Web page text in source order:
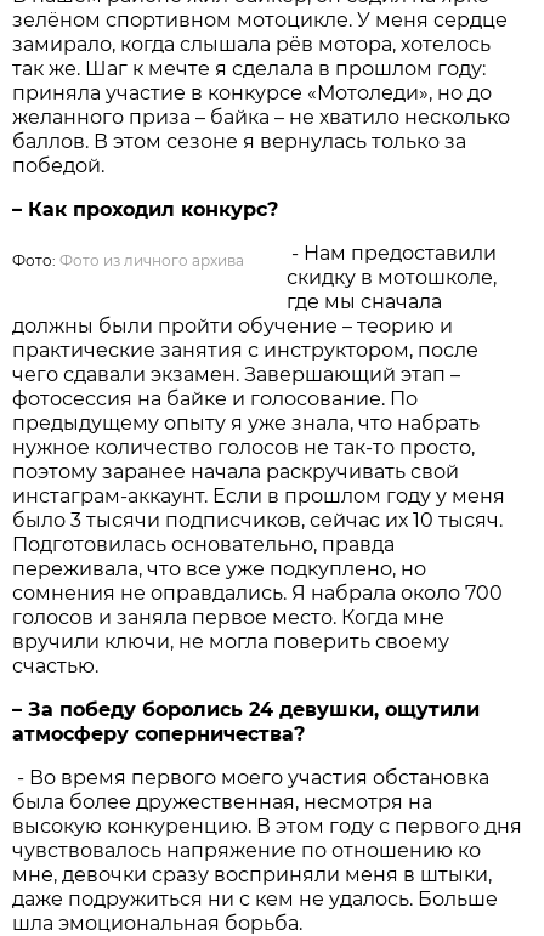
зелёном спортивном мотоцикле. У меня сердце
замирало, когда слышала рёв мотора, хотелось
так же. Шаг к мечте я сделала в прошлом году:
приняла участие в конкурсе «Мотоледи», но до
желанного приза – байка – не хватило несколько
баллов. В этом сезоне я вернулась только за
победой.
– Как проходил конкурс?
Фото:Фото из личного архива
- Нам предоставили
скидку в мотошколе,
где мы сначала
должны были пройти обучение – теорию и
практические занятия с инструктором, после
чего сдавали экзамен. Завершающий этап –
фотосессия на байке и голосование. По
предыдущему опыту я уже знала, что набрать
нужное количество голосов не так-то просто,
поэтому заранее начала раскручивать свой
инстаграм-аккаунт. Если в прошлом году у меня
было 3 тысячи подписчиков, сейчас их 10 тысяч.
Подготовилась основательно, правда
переживала, что все уже подкуплено, но
сомнения не оправдались. Я набрала около 700
голосов и заняла первое место. Когда мне
вручили ключи, не могла поверить своему
счастью.
– За победу боролись 24 девушки, ощутили
атмосферу соперничества?
- Во время первого моего участия обстановка
была более дружественная, несмотря на
высокую конкуренцию. В этом году с первого дня
чувствовалось напряжение по отношению ко
мне, девочки сразу восприняли меня в штыки,
даже подружиться ни с кем не удалось. Больше
шла эмоциональная борьба.